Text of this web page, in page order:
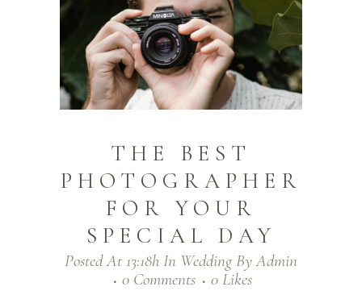
THE BEST
PHOTOGRAPHER
FOR YOUR
SPECIAL DAY
Posted At 13:18h In Wedding ByAdmin
0 Comments
0 Likes